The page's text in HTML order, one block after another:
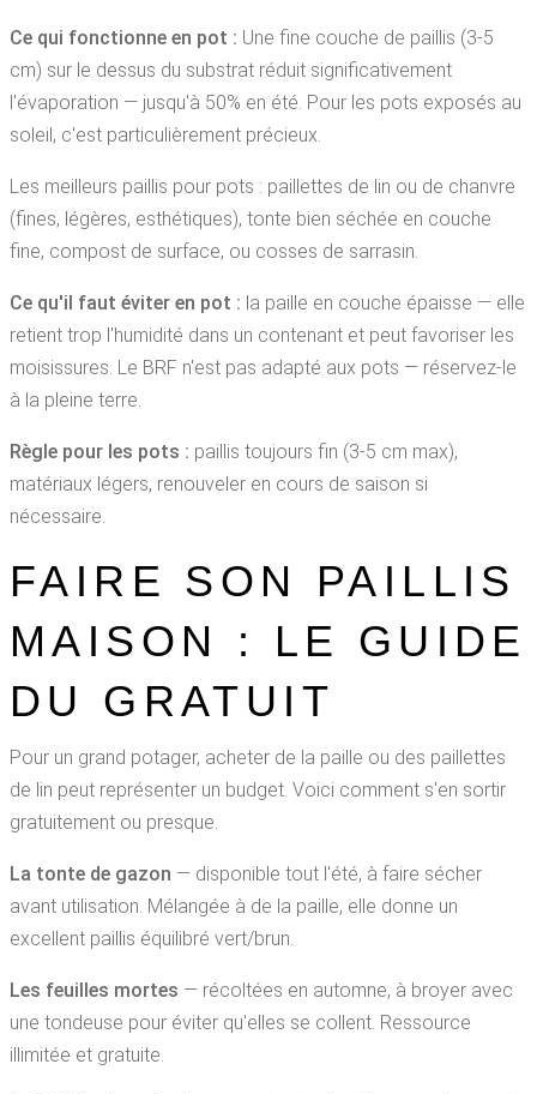
Ce qui fonctionne en pot : Une fine couche de paillis (3-5
cm) sur le dessus du substrat réduit significativement
l'évaporation — jusqu'à 50% en été. Pour les pots exposés au
soleil, c'est particulièrement précieux.
Les meilleurs paillis pour pots : paillettes de lin ou de chanvre
(fines, légères, esthétiques), tonte bien séchée en couche
fine, compost de surface, ou cosses de sarrasin.
Ce qu'il faut éviter en pot : la paille en couche épaisse — elle
retient trop l'humidité dans un contenant et peut favoriser les
moisissures. Le BRF n'est pas adapté aux pots — réservez-le
à la pleine terre.
Règle pour les pots : paillis toujours fin (3-5 cm max),
matériaux légers, renouveler en cours de saison si
nécessaire.
FAIRE SON PAILLIS
MAISON : LE GUIDE
DU GRATUIT
Pour un grand potager, acheter de la paille ou des paillettes
de lin peut représenter un budget. Voici comment s'en sortir
gratuitement ou presque.
La tonte de gazon — disponible tout l'été, à faire sécher
avant utilisation. Mélangée à de la paille, elle donne un
excellent paillis équilibré vert/brun.
Les feuilles mortes — récoltées en automne, à broyer avec
une tondeuse pour éviter qu'elles se collent. Ressource
illimitée et gratuite.